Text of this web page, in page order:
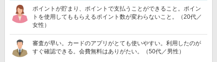
ポイントが貯まり、ポイントで支払うことができること。ポイン
トを使用してももらえるポイント数が変わらないこと。（20代／
女性）
審査が早い。カードのアプリがとても使いやすい。利用したのが
すぐ確認できる。会費無料はありがたい。（50代／男性）